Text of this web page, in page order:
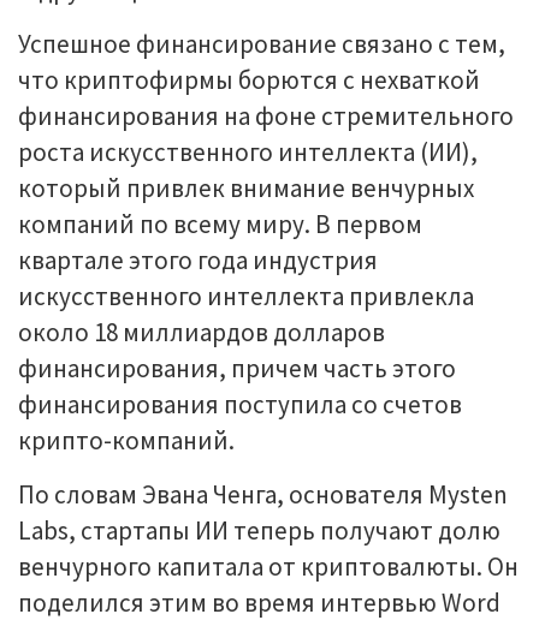
Успешное финансирование связано с тем,
что криптофирмы борются с нехваткой
финансирования на фоне стремительного
роста искусственного интеллекта (ИИ),
который привлек внимание венчурных
компаний по всему миру. В первом
квартале этого года индустрия
искусственного интеллекта привлекла
около 18 миллиардов долларов
финансирования, причем часть этого
финансирования поступила со счетов
крипто-компаний.
По словам Эвана Ченга, основателя Mysten
Labs, стартапы ИИ теперь получают долю
венчурного капитала от криптовалюты. Он
поделился этим во время интервью Word